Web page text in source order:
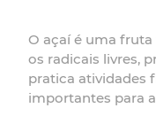
O açaí é uma
os radicais livres,
pratica atividades
importantes para